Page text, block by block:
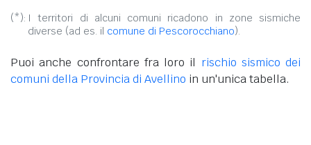
(*): I territori di alcuni comuni ricadono in zone sismiche
diverse (ad es. il comune di Pescorocchiano).
Puoi anche confrontare fra loro il rischio sismico dei
comuni della Provincia di Avellino in un'unica tabella.